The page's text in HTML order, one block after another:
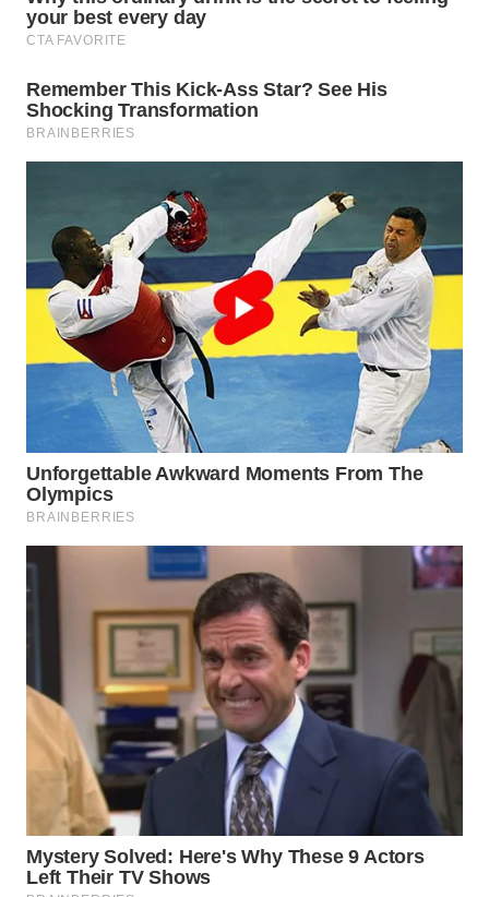
WAHANA
WAHANA
TRAVEL
WAHANA
TV
WAHANANEWS
WAHANANEWS
CO ID
WAHANANEWS
NET
WAHANA
WAHANA
UMKM
WAHANA
SELEB
WAHANA
PERSONA